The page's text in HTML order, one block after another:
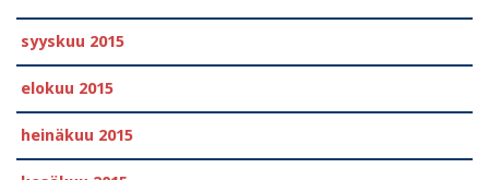
syyskuu 2015
elokuu 2015
heinäkuu 2015